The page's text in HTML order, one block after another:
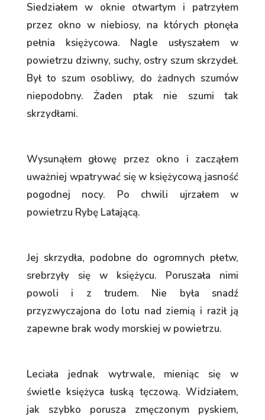
Siedziałem w oknie otwartym i patrzyłem
przez okno w niebiosy, na których płonęła
pełnia księżycowa. Nagle usłyszałem w
powietrzu dziwny, suchy, ostry szum skrzydeł.
Był to szum osobliwy, do żadnych szumów
niepodobny. Żaden ptak nie szumi tak
skrzydłami.
Wysunąłem głowę przez okno i zacząłem
uważniej wpatrywać się w księżycową jasność
pogodnej nocy. Po chwili ujrzałem w
powietrzu Rybę Latającą.
Jej skrzydła, podobne do ogromnych płetw,
srebrzyły się w księżycu. Poruszała nimi
powoli i z trudem. Nie była snadź
przyzwyczajona do lotu nad ziemią i raził ją
zapewne brak wody morskiej w powietrzu.
Leciała jednak wytrwale, mieniąc się w
świetle księżyca łuską tęczową. Widziałem,
jak szybko porusza zmęczonym pyskiem,